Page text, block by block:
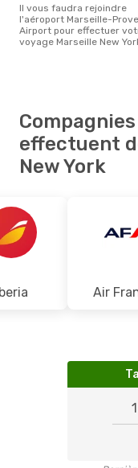
Il vous faudra rejoindre
l'aéroport Marseille-
Airport pour effectuer
voyage Marseille New
effectuent
New York
Air